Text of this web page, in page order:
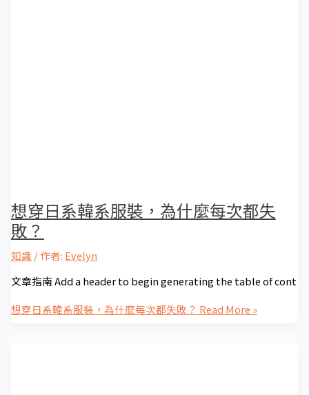
想穿日系韓系服裝，為什麼每次都失
敗？
知識 / 作者: Evelyn
文章指南 Add a header to begin generating the table of cont
想穿日系韓系服裝，為什麼每次都失敗？ Read More »